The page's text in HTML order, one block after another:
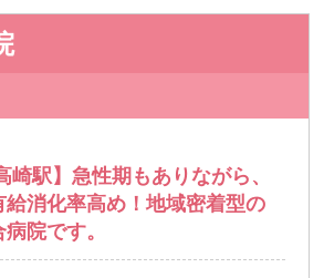
崎駅】急性期もありながら、
給消化率高め！地域密着型の
院です。